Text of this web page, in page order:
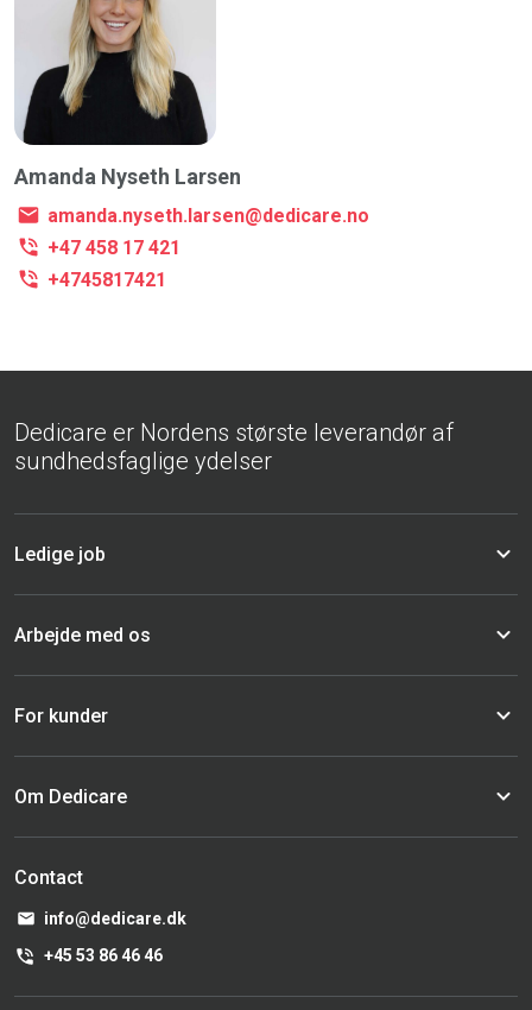
Amanda Nyseth Larsen
amanda.nyseth.larsen@dedicare.no
+47 458 17 421
+4745817421
Dedicare er Nordens største leverandør af
sundhedsfaglige ydelser
Ledige job
Arbejde med os
For kunder
Om Dedicare
Contact
info@dedicare.dk
+45 53 86 46 46